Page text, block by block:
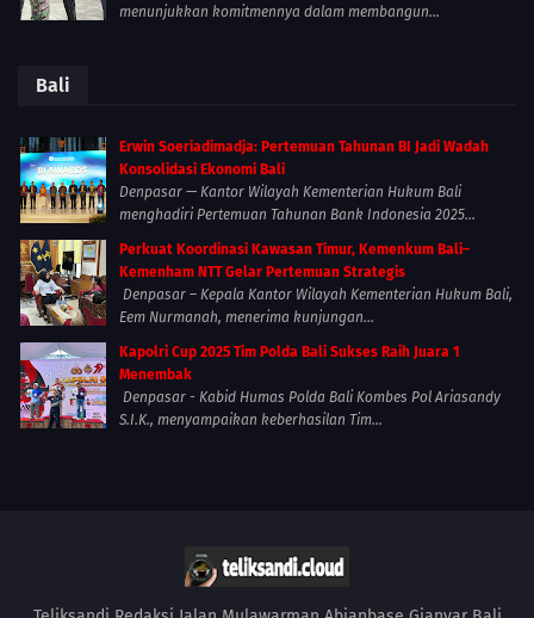
menunjukkan komitmennya dalam membangun...
Bali
Erwin Soeriadimadja: Pertemuan Tahunan BI Jadi Wadah
Konsolidasi Ekonomi Bali
Denpasar — Kantor Wilayah Kementerian Hukum Bali
menghadiri Pertemuan Tahunan Bank Indonesia 2025...
Perkuat Koordinasi Kawasan Timur, Kemenkum Bali–
Kemenham NTT Gelar Pertemuan Strategis
Denpasar – Kepala Kantor Wilayah Kementerian Hukum Bali,
Eem Nurmanah, menerima kunjungan...
Kapolri Cup 2025 Tim Polda Bali Sukses Raih Juara 1
Menembak
Denpasar - Kabid Humas Polda Bali Kombes Pol Ariasandy
S.I.K., menyampaikan keberhasilan Tim...